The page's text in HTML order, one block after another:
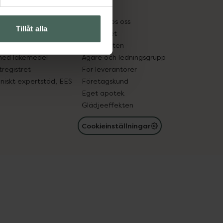
Tillåt alla
in gammal medicin
läkemedel
expertstöd, EES
Pressrum
Jobba hos oss
Hållbarhet
Samarbeten
Ägare och ledningsgrupp
För leverantörer
Företagskund
Eget apotek
Glädjeeffekten
Cookieinställningar